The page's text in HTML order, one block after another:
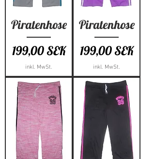
Piratenhose
Preis
199,00 SEK
inkl. MwSt.
Piratenhose
Preis
199,00 SEK
inkl. MwSt.